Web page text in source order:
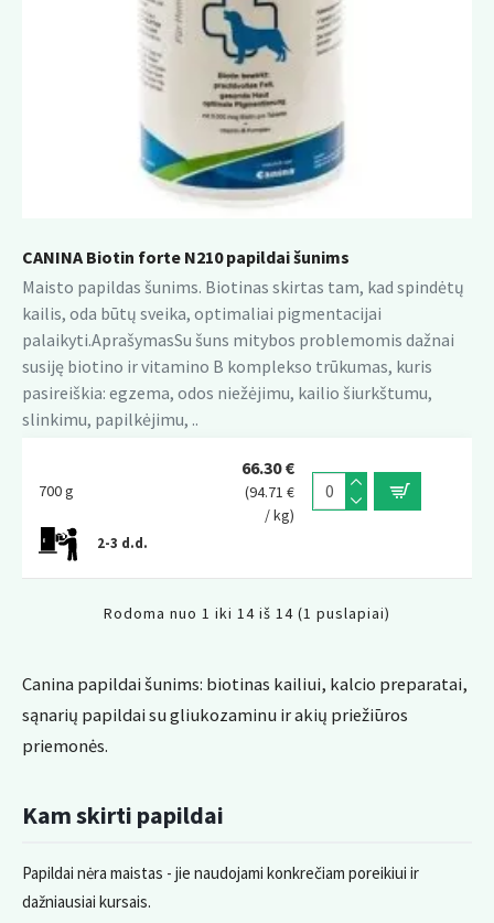
CANINA Biotin forte N210 papildai šunims
Maisto papildas šunims. Biotinas skirtas tam, kad spindėtų
kailis, oda būtų sveika, optimaliai pigmentacijai
palaikyti.AprašymasSu šuns mitybos problemomis dažnai
susiję biotino ir vitamino B komplekso trūkumas, kuris
pasireiškia: egzema, odos niežėjimu, kailio šiurkštumu,
slinkimu, papilkėjimu, ..
700 g
2-3 d.d.
66.30 €
(94.71 €
/ kg)
Rodoma nuo 1 iki 14 iš 14 (1 puslapiai)
Canina papildai šunims: biotinas kailiui, kalcio preparatai,
sąnarių papildai su gliukozaminu ir akių priežiūros
priemonės.
Kam skirti papildai
Papildai nėra maistas - jie naudojami konkrečiam poreikiui ir
dažniausiai kursais.